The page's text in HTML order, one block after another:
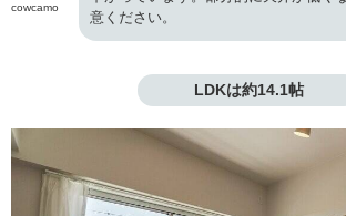
cowcamo
意ください。
LDKは約14.1帖